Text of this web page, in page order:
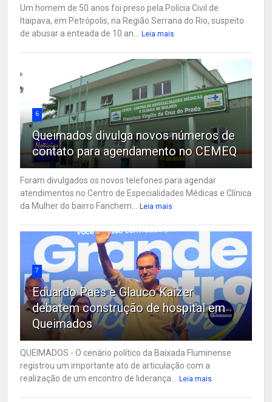
Um homem de 50 anos foi preso pela Polícia Civil de
Itaipava, em Petrópolis, na Região Serrana do Rio, suspeito
de abusar a enteada de 10 an...
Leia mais
6
Queimados divulga novos números de
contato para agendamento no CEMEQ
Foram divulgados os novos telefones para agendar
atendimentos no Centro de Especialidades Médicas e Clínica
da Mulher do bairro Fanchem...
Leia mais
7
Eduardo Paes e Glauco Kaizer
debatem construção de hospital em
Queimados
QUEIMADOS - O cenário político da Baixada Fluminense
registrou um importante ato de articulação com a
realização de um encontro de liderança...
Leia mais